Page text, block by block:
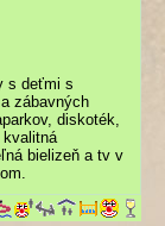
s deťmi s
zábavných
diskoték,
bielizeň a tv v